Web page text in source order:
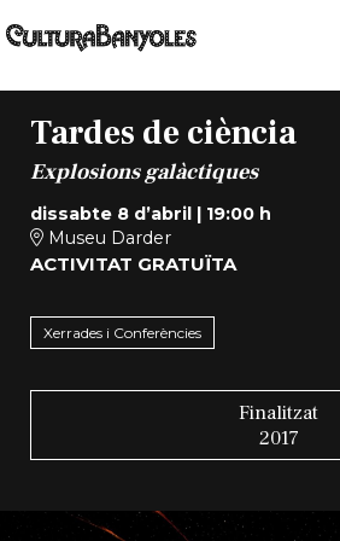
Tardes de ciència
Explosions galàctiques
dissabte 8 d’abril| 19:00 h
Museu Darder
ACTIVITAT GRATUÏTA
Xerrades i Conferències
Finalitzat
2017